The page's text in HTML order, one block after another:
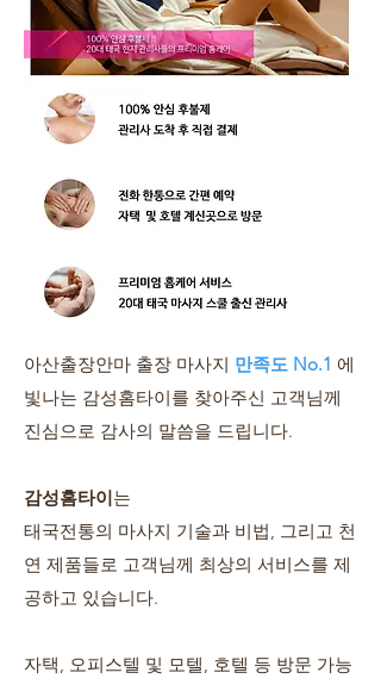
아산출장안마 출장 마사지 만족도 No.1 에
빛나는 감성홈타이를 찾아주신 고객님께
진심으로 감사의 말씀을 드립니다.
감성홈타이는
태국전통의 마사지 기술과 비법, 그리고 천
연 제품들로 고객님께 최상의 서비스를 제
공하고 있습니다.
자택, 오피스텔 및 모텔, 호텔 등 방문 가능